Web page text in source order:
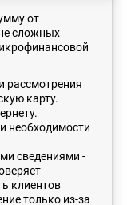
от
сложных
рассмотрения
карту.
необходимости
сведениями -
клиентов
только из-за